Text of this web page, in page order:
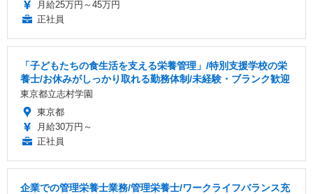
月給25万円～45万円
正社員
「子どもたちの食生活を支える栄養管理」/特別支援学校の栄
養士/お休みがしっかり取れる勤務体制/未経験・ブランク歓迎
東京都立志村学園
東京都
月給30万円～
正社員
企業での管理栄養士業務/管理栄養士/ワークライフバランス充